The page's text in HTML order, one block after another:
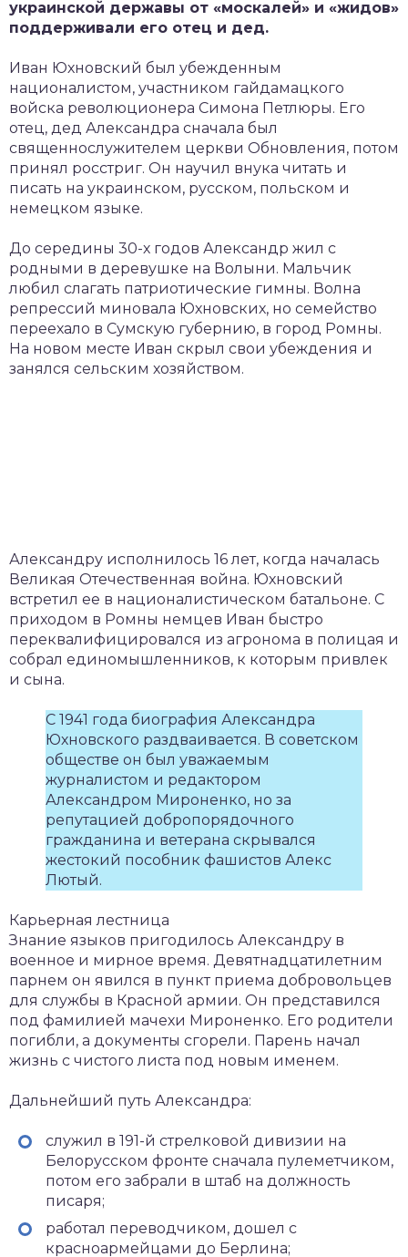
украинской державы от «москалей» и «жидов»
поддерживали его отец и дед.
Иван Юхновский был убежденным
националистом, участником гайдамацкого
войска революционера Симона Петлюры. Его
отец, дед Александра сначала был
священнослужителем церкви Обновления, потом
принял росстриг. Он научил внука читать и
писать на украинском, русском, польском и
немецком языке.
До середины 30-х годов Александр жил с
родными в деревушке на Волыни. Мальчик
любил слагать патриотические гимны. Волна
репрессий миновала Юхновских, но семейство
переехало в Сумскую губернию, в город Ромны.
На новом месте Иван скрыл свои убеждения и
занялся сельским хозяйством.
Александру исполнилось 16 лет, когда началась
Великая Отечественная война. Юхновский
встретил ее в националистическом батальоне. С
приходом в Ромны немцев Иван быстро
переквалифицировался из агронома в полицая и
собрал единомышленников, к которым привлек
и сына.
С 1941 года биография Александра
Юхновского раздваивается. В советском
обществе он был уважаемым
журналистом и редактором
Александром Мироненко, но за
репутацией добропорядочного
гражданина и ветерана скрывался
жестокий пособник фашистов Алекс
Лютый.
Карьерная лестница
Знание языков пригодилось Александру в
военное и мирное время. Девятнадцатилетним
парнем он явился в пункт приема добровольцев
для службы в Красной армии. Он представился
под фамилией мачехи Мироненко. Его родители
погибли, а документы сгорели. Парень начал
жизнь с чистого листа под новым именем.
Дальнейший путь Александра:
служил в 191-й стрелковой дивизии на
Белорусском фронте сначала пулеметчиком,
потом его забрали в штаб на должность
писаря;
работал переводчиком, дошел с
красноармейцами до Берлина;